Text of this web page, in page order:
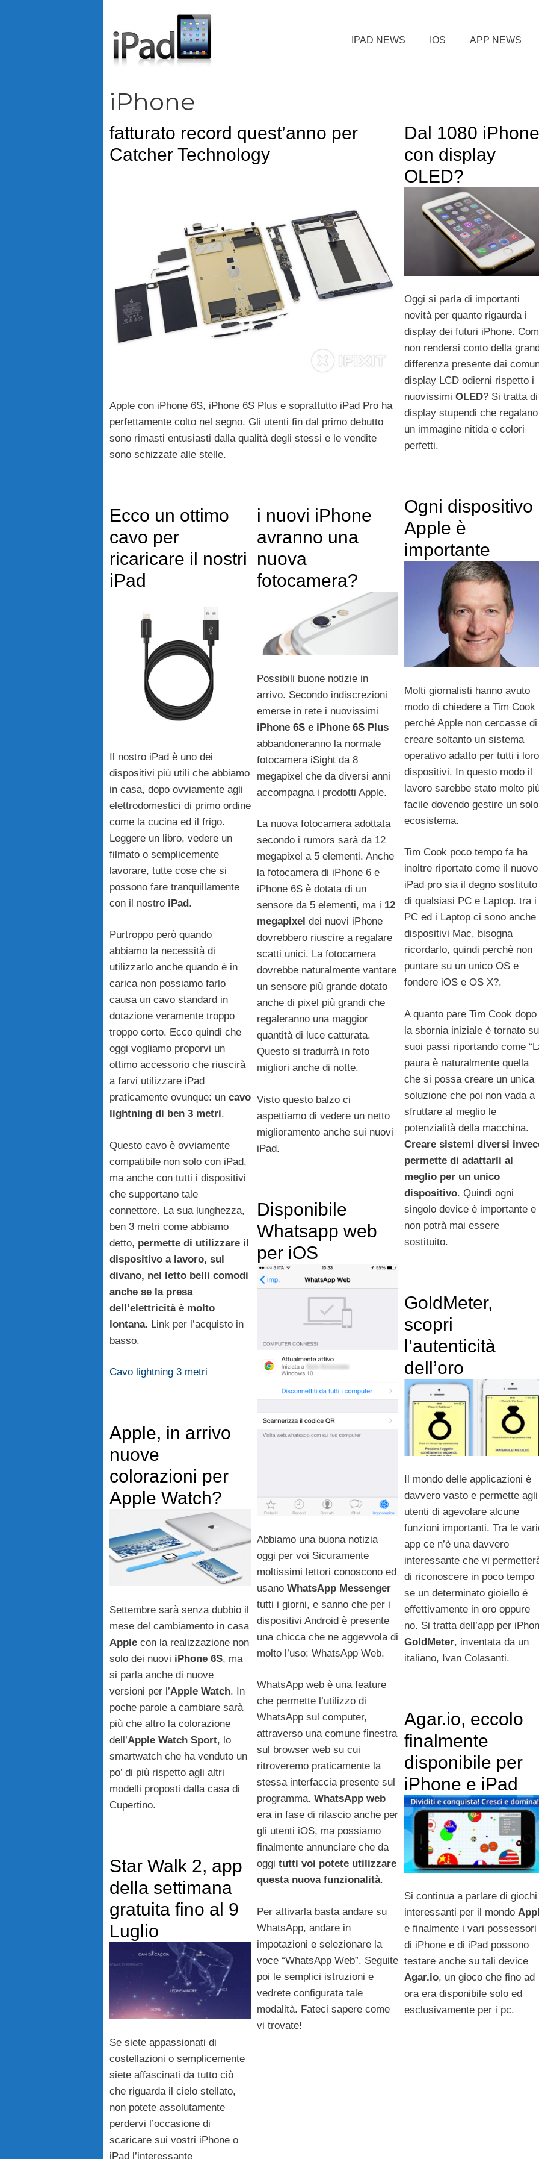
IPAD NEWS IOS APP NEWS
iPhone
fatturato record quest’anno per
Catcher Technology
Apple con iPhone 6S, iPhone 6S Plus e soprattutto iPad Pro ha
perfettamente colto nel segno. Gli utenti fin dal primo debutto
sono rimasti entusiasti dalla qualità degli stessi e le vendite
sono schizzate alle stelle.
Dal 1080 iPhone
con display
OLED?
Oggi si parla di importanti
novità per quanto rigaurda i
display dei futuri iPhone.
non rendersi conto della
differenza presente dai
display LCD odierni rispetto i
nuovissimi OLED? Si tratta di
display stupendi che regalano
un immagine nitida e colori
perfetti.
Ogni dispositivo
Apple è
importante
Molti giornalisti hanno avuto
modo di chiedere a Tim Cook
perchè Apple non cercasse di
creare soltanto un sistema
operativo adatto per tutti i loro
dispositivi. In questo modo il
lavoro sarebbe stato molto
facile dovendo gestire un solo
ecosistema.
Tim Cook poco tempo fa ha
inoltre riportato come il nuovo
iPad pro sia il degno sostituto
di qualsiasi PC e Laptop. tra i
PC ed i Laptop ci sono anche
dispositivi Mac, bisogna
ricordarlo, quindi perchè non
puntare su un unico OS e
fondere iOS e OS X?.
A quanto pare Tim Cook dopo
la sbornia iniziale è tornato
suoi passi riportando come
paura è naturalmente quella
che si possa creare un unica
soluzione che poi non vada a
sfruttare al meglio le
potenzialità della macchina.
Creare sistemi diversi
permette di adattarli al
meglio per un unico
dispositivo. Quindi ogni
singolo device è importante e
non potrà mai essere
sostituito.
Ecco un ottimo
cavo per
ricaricare il nostri
iPad
Il nostro iPad è uno dei
dispositivi più utili che abbiamo
in casa, dopo ovviamente agli
elettrodomestici di primo ordine
come la cucina ed il frigo.
Leggere un libro, vedere un
filmato o semplicemente
lavorare, tutte cose che si
possono fare tranquillamente
con il nostro iPad.
Purtroppo però quando
abbiamo la necessità di
utilizzarlo anche quando è in
carica non possiamo farlo
causa un cavo standard in
dotazione veramente troppo
troppo corto. Ecco quindi che
oggi vogliamo proporvi un
ottimo accessorio che riuscirà
a farvi utilizzare iPad
praticamente ovunque: un cavo
lightning di ben 3 metri.
Questo cavo è ovviamente
compatibile non solo con iPad,
ma anche con tutti i dispositivi
che supportano tale
connettore. La sua lunghezza,
ben 3 metri come abbiamo
detto, permette di utilizzare il
dispositivo a lavoro, sul
divano, nel letto belli comodi
anche se la presa
dell’elettricità è molto
lontana. Link per l’acquisto in
basso.
Cavo lightning 3 metri
i nuovi iPhone
avranno una
nuova
fotocamera?
Possibili buone notizie in
arrivo. Secondo indiscrezioni
emerse in rete i nuovissimi
iPhone 6S e iPhone 6S Plus
abbandoneranno la normale
fotocamera iSight da 8
megapixel che da diversi anni
accompagna i prodotti Apple.
La nuova fotocamera adottata
secondo i rumors sarà da 12
megapixel a 5 elementi. Anche
la fotocamera di iPhone 6 e
iPhone 6S è dotata di un
sensore da 5 elementi, ma i 12
megapixel dei nuovi iPhone
dovrebbero riuscire a regalare
scatti unici. La fotocamera
dovrebbe naturalmente vantare
un sensore più grande dotato
anche di pixel più grandi che
regaleranno una maggior
quantità di luce catturata.
Questo si tradurrà in foto
migliori anche di notte.
Visto questo balzo ci
aspettiamo di vedere un netto
miglioramento anche sui nuovi
iPad.
Disponibile
Whatsapp web
per iOS
Abbiamo una buona notizia
oggi per voi Sicuramente
moltissimi lettori conoscono ed
usano WhatsApp Messenger
tutti i giorni, e sanno che per i
dispositivi Android è presente
una chicca che ne aggevvola di
molto l’uso: WhatsApp Web.
WhatsApp web è una feature
che permette l’utilizzo di
WhatsApp sul computer,
attraverso una comune finestra
sul browser web su cui
ritroveremo praticamente la
stessa interfaccia presente sul
programma. WhatsApp web
era in fase di rilascio anche per
gli utenti iOS, ma possiamo
finalmente annunciare che da
oggi tutti voi potete utilizzare
questa nuova funzionalità.
Per attivarla basta andare su
WhatsApp, andare in
impotazioni e selezionare la
voce “WhatsApp Web”. Seguite
poi le semplici istruzioni e
vedrete configurata tale
modalità. Fateci sapere come
vi trovate!
GoldMeter,
scopri
l’autenticità
dell’oro
Il mondo delle applicazioni è
davvero vasto e permette agli
utenti di agevolare alcune
funzioni importanti. Tra le
app ce n’è una davvero
interessante che vi
di riconoscere in poco tempo
se un determinato gioiello è
effettivamente in oro oppure
no. Si tratta dell’app per
GoldMeter, inventata da un
italiano, Ivan Colasanti.
Apple, in arrivo
nuove
colorazioni per
Apple Watch?
Settembre sarà senza dubbio il
mese del cambiamento in casa
Apple con la realizzazione non
solo dei nuovi iPhone 6S, ma
si parla anche di nuove
versioni per l’Apple Watch. In
poche parole a cambiare sarà
più che altro la colorazione
dell’Apple Watch Sport, lo
smartwatch che ha venduto un
po’ di più rispetto agli altri
modelli proposti dalla casa di
Cupertino.
Agar.io, eccolo
finalmente
disponibile per
iPhone e iPad
Si continua a parlare di giochi
interessanti per il mondo
e finalmente i vari possessori
di iPhone e di iPad possono
testare anche su tali device
Agar.io, un gioco che fino ad
ora era disponibile solo ed
esclusivamente per i pc.
Star Walk 2, app
della settimana
gratuita fino al 9
Luglio
Se siete appassionati di
costellazioni o semplicemente
siete affascinati da tutto ciò
che riguarda il cielo stellato,
non potete assolutamente
perdervi l’occasione di
scaricare sui vostri iPhone o
iPad l’interessante